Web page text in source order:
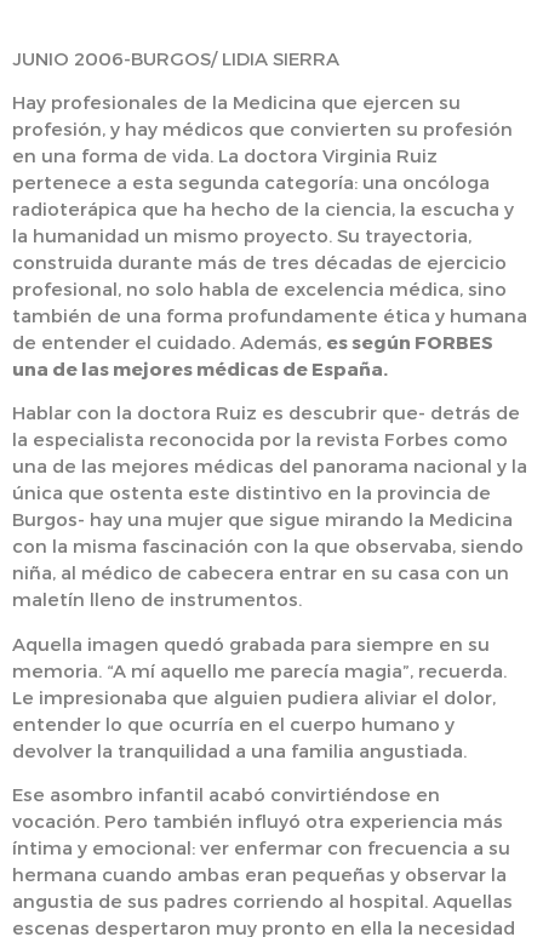
JUNIO 2006-BURGOS/ LIDIA SIERRA
Hay profesionales de la Medicina que ejercen su
profesión, y hay médicos que convierten su profesión
en una forma de vida. La doctora Virginia Ruiz
pertenece a esta segunda categoría: una oncóloga
radioterápica que ha hecho de la ciencia, la escucha y
la humanidad un mismo proyecto. Su trayectoria,
construida durante más de tres décadas de ejercicio
profesional, no solo habla de excelencia médica, sino
también de una forma profundamente ética y humana
de entender el cuidado. Además, es según FORBES
una de las mejores médicas de España.
Hablar con la doctora Ruiz es descubrir que- detrás de
la especialista reconocida por la revista Forbes como
una de las mejores médicas del panorama nacional y la
única que ostenta este distintivo en la provincia de
Burgos- hay una mujer que sigue mirando la Medicina
con la misma fascinación con la que observaba, siendo
niña, al médico de cabecera entrar en su casa con un
maletín lleno de instrumentos.
Aquella imagen quedó grabada para siempre en su
memoria. “A mí aquello me parecía magia”, recuerda.
Le impresionaba que alguien pudiera aliviar el dolor,
entender lo que ocurría en el cuerpo humano y
devolver la tranquilidad a una familia angustiada.
Ese asombro infantil acabó convirtiéndose en
vocación. Pero también influyó otra experiencia más
íntima y emocional: ver enfermar con frecuencia a su
hermana cuando ambas eran pequeñas y observar la
angustia de sus padres corriendo al hospital. Aquellas
escenas despertaron muy pronto en ella la necesidad